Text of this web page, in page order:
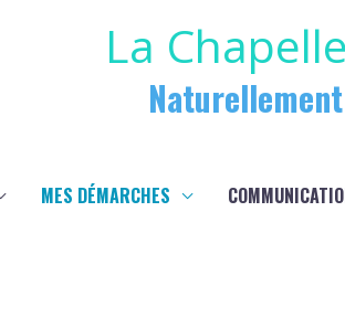
La
MES DÉMARCHES